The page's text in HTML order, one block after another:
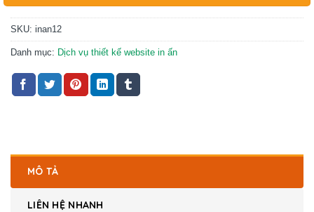
SKU: inan12
Danh mục: Dịch vụ thiết kế website in ấn
MÔ TẢ
LIÊN HỆ NHANH